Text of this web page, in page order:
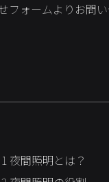
フォームよりお問い
1 夜間照明とは？